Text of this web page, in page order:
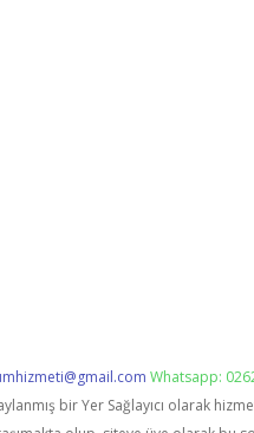
Whatsapp:
bir Yer Sağlayıcı olarak